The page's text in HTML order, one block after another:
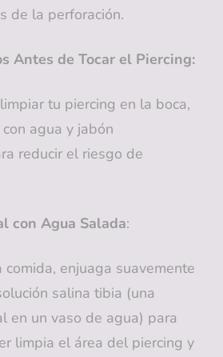
de la perforación.
Antes de Tocar el Piercing:
tu piercing en la boca,
agua y jabón
reducir el riesgo de
con Agua Salada:
enjuaga suavemente
salina tibia (una
en un vaso de agua) para
limpia el área del piercing y